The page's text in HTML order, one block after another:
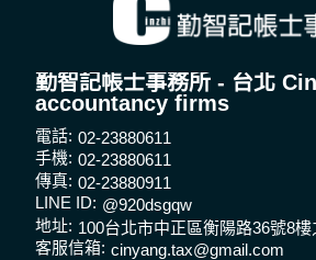
勤智記帳士事務所 - 台北
accountancy firms
電話: 02-23880611
手機: 02-23880611
傳真: 02-23880911
LINE ID: @920dsgqw
地址: 100台北市中正區衡陽路36號8樓
客服信箱: cinyang.tax@gmail.com